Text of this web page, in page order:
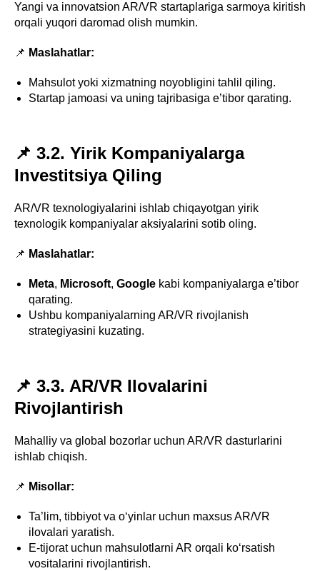
Yangi va innovatsion AR/VR startaplariga sarmoya kiritish
orqali yuqori daromad olish mumkin.
📌 Maslahatlar:
Mahsulot yoki xizmatning noyobligini tahlil qiling.
Startap jamoasi va uning tajribasiga e’tibor qarating.
📌 3.2. Yirik Kompaniyalarga
Investitsiya Qiling
AR/VR texnologiyalarini ishlab chiqayotgan yirik
texnologik kompaniyalar aksiyalarini sotib oling.
📌 Maslahatlar:
Meta, Microsoft, Google kabi kompaniyalarga e’tibor
qarating.
Ushbu kompaniyalarning AR/VR rivojlanish
strategiyasini kuzating.
📌 3.3. AR/VR Ilovalarini
Rivojlantirish
Mahalliy va global bozorlar uchun AR/VR dasturlarini
ishlab chiqish.
📌 Misollar:
Ta’lim, tibbiyot va o‘yinlar uchun maxsus AR/VR
ilovalari yaratish.
E-tijorat uchun mahsulotlarni AR orqali ko‘rsatish
vositalarini rivojlantirish.